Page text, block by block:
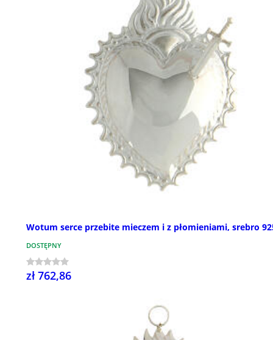
Wotum serce przebite mieczem i z płomieniami, srebro
DOSTĘPNY
zł 762,86